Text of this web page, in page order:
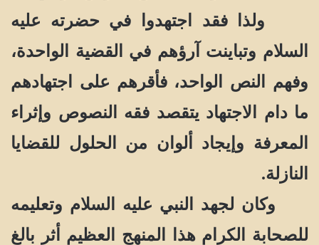
ولذا فقد اجتهدوا في حضرته عليه
السلام وتباينت آرؤهم في القضية الواحدة،
وفهم النص الواحد، فأقرهم على اجتهادهم
ما دام الاجتهاد يتقصد فقه النصوص وإثراء
المعرفة وإيجاد ألوان من الحلول للقضايا
النازلة.
وكان لجهد النبي عليه السلام وتعليمه
للصحابة الكرام هذا المنهج العظيم أثر بالغ